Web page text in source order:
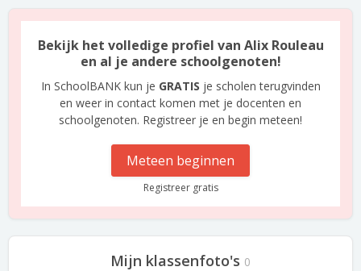
Bekijk het volledige profiel van Alix Rouleau
en al je andere schoolgenoten!
In SchoolBANK kun je GRATIS je scholen terugvinden
en weer in contact komen met je docenten en
schoolgenoten. Registreer je en begin meteen!
Meteen beginnen
Registreer gratis
Mijn klassenfoto's 0